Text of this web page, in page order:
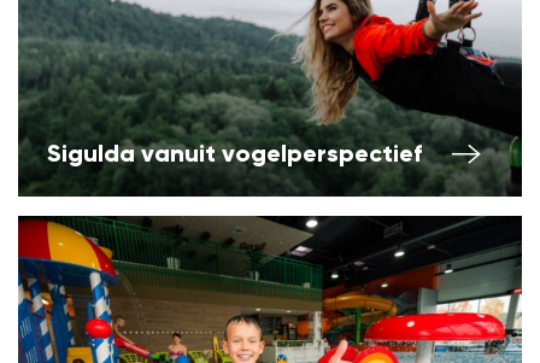
Sigulda vanuit vogelperspectief